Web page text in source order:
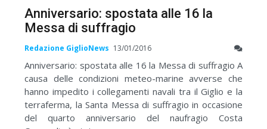
Anniversario: spostata alle 16 la
Messa di suffragio
Redazione GiglioNews 13/01/2016
Anniversario: spostata alle 16 la Messa di suffragio A
causa delle condizioni meteo-marine avverse che
hanno impedito i collegamenti navali tra il Giglio e la
terraferma, la Santa Messa di suffragio in occasione
del quarto anniversario del naufragio Costa